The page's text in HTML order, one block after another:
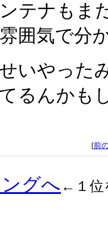
テナもま
囲気で分
いやった
るんかも
[前
グへ ←１位